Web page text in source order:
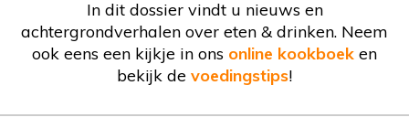
In dit dossier vindt u nieuws en
achtergrondverhalen over eten & drinken. Neem
ook eens een kijkje in ons online kookboek en
bekijk de voedingstips!